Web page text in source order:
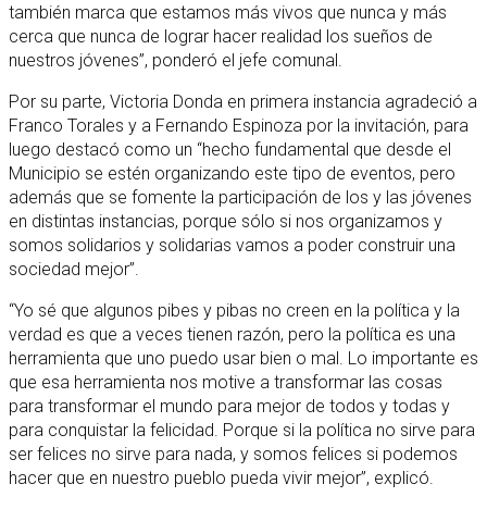
también marca que estamos más vivos que nunca y más
cerca que nunca de lograr hacer realidad los sueños de
nuestros jóvenes”, ponderó el jefe comunal.
Por su parte, Victoria Donda en primera instancia agradeció a
Franco Torales y a Fernando Espinoza por la invitación, para
luego destacó como un “hecho fundamental que desde el
Municipio se estén organizando este tipo de eventos, pero
además que se fomente la participación de los y las jóvenes
en distintas instancias, porque sólo si nos organizamos y
somos solidarios y solidarias vamos a poder construir una
sociedad mejor”.
“Yo sé que algunos pibes y pibas no creen en la política y la
verdad es que a veces tienen razón, pero la política es una
herramienta que uno puedo usar bien o mal. Lo importante es
que esa herramienta nos motive a transformar las cosas
para transformar el mundo para mejor de todos y todas y
para conquistar la felicidad. Porque si la política no sirve para
ser felices no sirve para nada, y somos felices si podemos
hacer que en nuestro pueblo pueda vivir mejor”, explicó.